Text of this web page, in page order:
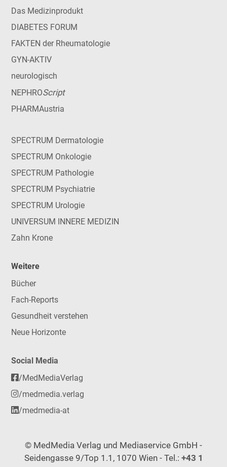
Das Medizinprodukt
DIABETES FORUM
FAKTEN der Rheumatologie
GYN-AKTIV
neurologisch
NEPHROScript
PHARMAustria
SPECTRUM Dermatologie
SPECTRUM Onkologie
SPECTRUM Pathologie
SPECTRUM Psychiatrie
SPECTRUM Urologie
UNIVERSUM INNERE MEDIZIN
Zahn Krone
Weitere
Bücher
Fach-Reports
Gesundheit verstehen
Neue Horizonte
Social Media
/MedMediaVerlag
/medmedia.verlag
/medmedia-at
© MedMedia Verlag und Mediaservice GmbH -
Seidengasse 9/Top 1.1, 1070 Wien - Tel.: +43 1